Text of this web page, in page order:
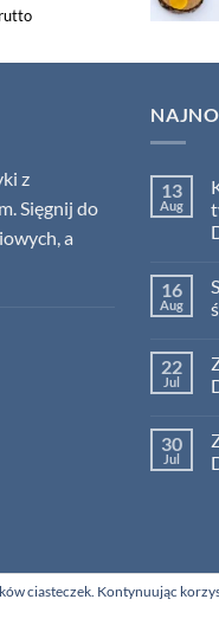
z
Sięgnij do
a
13
Aug
z
16
Aug
w
22
Jul
30
Jul
NALEŻY DO:
ciasteczek. Kontynuując